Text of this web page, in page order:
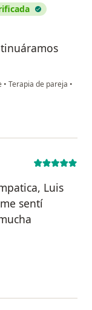
• Terapia de pareja •
Luis
sentí
del usuario Samy lopez